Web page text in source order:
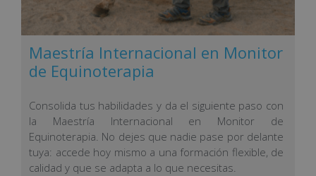
Maestría Internacional en Monitor
de Equinoterapia
Consolida tus habilidades y da el siguiente paso con
la Maestría Internacional en Monitor de
Equinoterapia. No dejes que nadie pase por delante
tuya: accede hoy mismo a una formación flexible, de
calidad y que se adapta a lo que necesitas.